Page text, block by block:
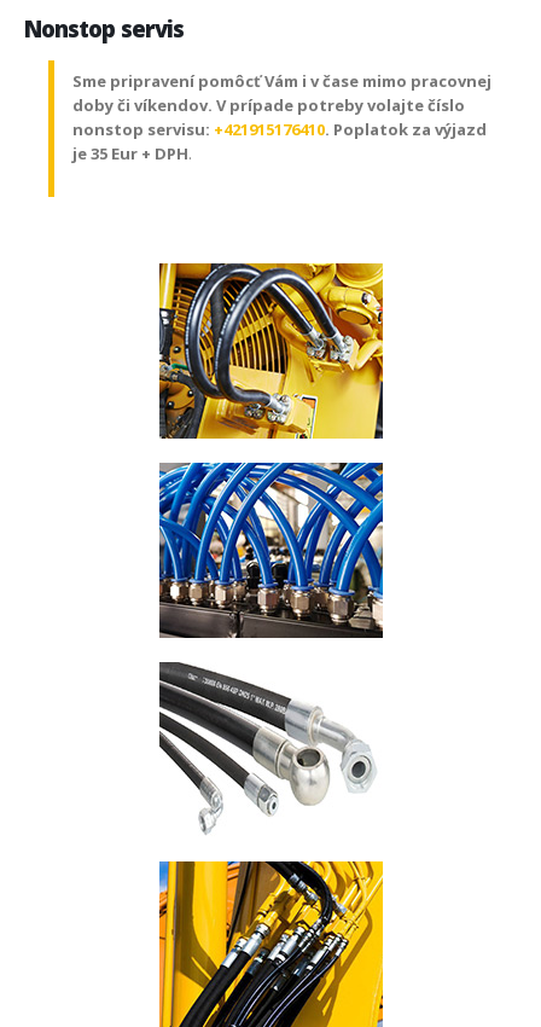
Nonstop servis
Sme pripravení pomôcť Vám i v čase mimo pracovnej
doby či víkendov. V prípade potreby volajte číslo
nonstop servisu: +421915176410. Poplatok za výjazd
je 35 Eur + DPH.